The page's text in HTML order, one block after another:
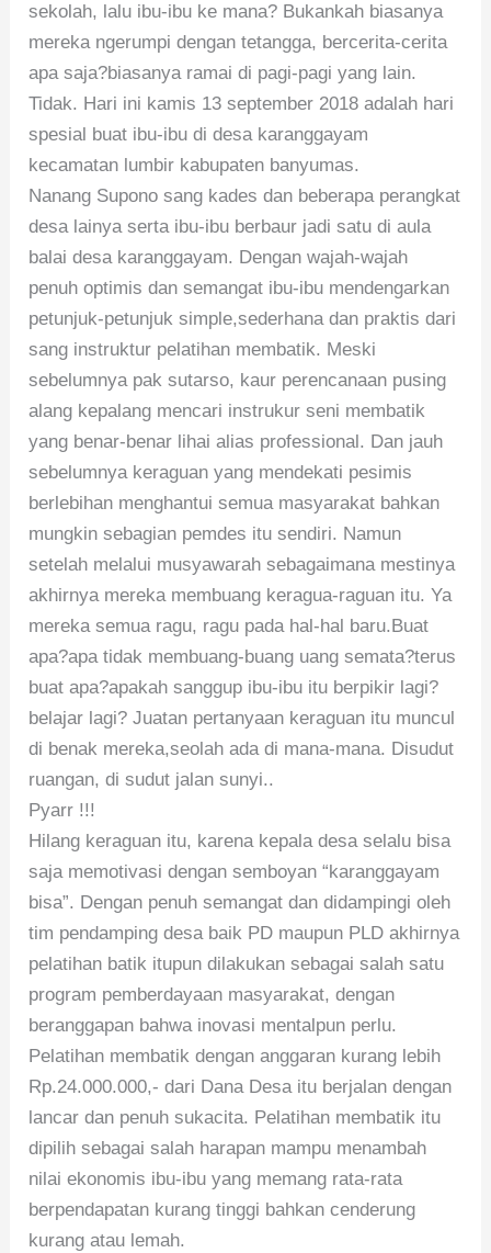
sekolah, lalu ibu-ibu ke mana? Bukankah biasanya
mereka ngerumpi dengan tetangga, bercerita-cerita
apa saja?biasanya ramai di pagi-pagi yang lain.
Tidak. Hari ini kamis 13 september 2018 adalah hari
spesial buat ibu-ibu di desa karanggayam
kecamatan lumbir kabupaten banyumas.
Nanang Supono sang kades dan beberapa perangkat
desa lainya serta ibu-ibu berbaur jadi satu di aula
balai desa karanggayam. Dengan wajah-wajah
penuh optimis dan semangat ibu-ibu mendengarkan
petunjuk-petunjuk simple,sederhana dan praktis dari
sang instruktur pelatihan membatik. Meski
sebelumnya pak sutarso, kaur perencanaan pusing
alang kepalang mencari instrukur seni membatik
yang benar-benar lihai alias professional. Dan jauh
sebelumnya keraguan yang mendekati pesimis
berlebihan menghantui semua masyarakat bahkan
mungkin sebagian pemdes itu sendiri. Namun
setelah melalui musyawarah sebagaimana mestinya
akhirnya mereka membuang keragua-raguan itu. Ya
mereka semua ragu, ragu pada hal-hal baru.Buat
apa?apa tidak membuang-buang uang semata?terus
buat apa?apakah sanggup ibu-ibu itu berpikir lagi?
belajar lagi? Juatan pertanyaan keraguan itu muncul
di benak mereka,seolah ada di mana-mana. Disudut
ruangan, di sudut jalan sunyi..
Pyarr !!!
Hilang keraguan itu, karena kepala desa selalu bisa
saja memotivasi dengan semboyan “karanggayam
bisa”. Dengan penuh semangat dan didampingi oleh
tim pendamping desa baik PD maupun PLD akhirnya
pelatihan batik itupun dilakukan sebagai salah satu
program pemberdayaan masyarakat, dengan
beranggapan bahwa inovasi mentalpun perlu.
Pelatihan membatik dengan anggaran kurang lebih
Rp.24.000.000,- dari Dana Desa itu berjalan dengan
lancar dan penuh sukacita. Pelatihan membatik itu
dipilih sebagai salah harapan mampu menambah
nilai ekonomis ibu-ibu yang memang rata-rata
berpendapatan kurang tinggi bahkan cenderung
kurang atau lemah.